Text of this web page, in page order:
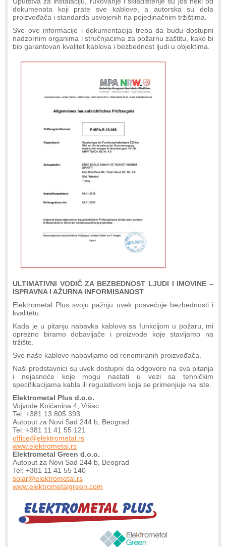
dokumenata koji prate sve kablove, a autorska su dela
proizvođača i standarda usvojenih na pojedinačnim tržištima.
Sve ove informacije i dokumentacija treba da budu dostupni
nadzornim organima i stručnjacima za požarnu zaštitu, kako bi
bio garantovan kvalitet kablova i bezbednost ljudi u objektima.
ULTIMATIVNI VODIČ ZA BEZBEDNOST LJUDI I IMOVINE –
ISPRAVNA I AŽURNA INFORMISANOST
Elektrometal Plus svoju pažnju uvek posvećuje bezbednosti i
kvalitetu.
Kada je u pitanju nabavka kablova sa funkcijom u požaru, mi
oprezno biramo dobavljače i proizvode koje stavljamo na
tržište.
Sve naše kablove nabavljamo od renomiranih proizvođača.
Naši predstavnici su uvek dostupni da odgovore na sva pitanja
i nejasnoće koje mogu nastati u vezi sa tehničkim
specifikacijama kabla ili regulativom koja se primenjuje na iste.
Elektrometal Plus d.o.o.
Vojvode Knićanina 4, Vršac
Tel: +381 13 805 393
Autoput za Novi Sad 244 b, Beograd
Tel: +381 11 41 55 121
office@elektrometal.rs
www.elektrometal.rs
Elektrometal Green d.o.o.
Autoput za Novi Sad 244 b, Beograd
Tel: +381 11 41 55 140
solar@elektrometal.rs
www.elektrometalgreen.com